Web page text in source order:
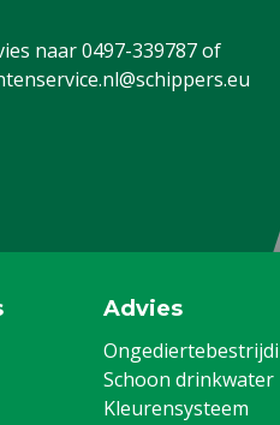
naar0497-339787of
Advies
Schoon drinkwater
Kleurensysteem